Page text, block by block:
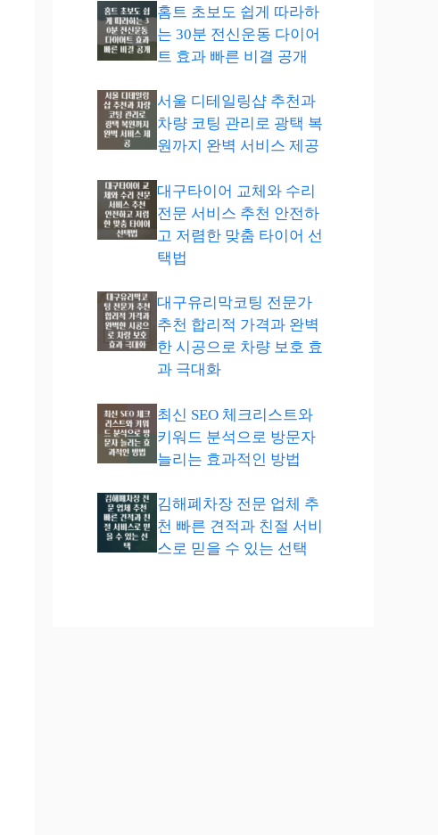
홈트 초보도 쉽게 따라하
는 30분 전신운동 다이어
트 효과 빠른 비결 공개
서울 디테일링샵 추천과
차량 코팅 관리로 광택 복
원까지 완벽 서비스 제공
대구타이어 교체와 수리
전문 서비스 추천 안전하
고 저렴한 맞춤 타이어 선
택법
대구유리막코팅 전문가
추천 합리적 가격과 완벽
한 시공으로 차량 보호 효
과 극대화
최신 SEO 체크리스트와
키워드 분석으로 방문자
늘리는 효과적인 방법
김해폐차장 전문 업체 추
천 빠른 견적과 친절 서비
스로 믿을 수 있는 선택